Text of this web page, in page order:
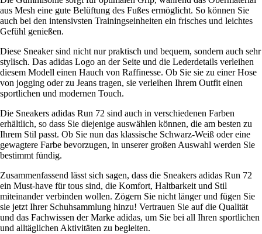
aus Mesh eine gute Belüftung des Fußes ermöglicht. So können Sie
auch bei den intensivsten Trainingseinheiten ein frisches und leichtes
Gefühl genießen.
Diese Sneaker sind nicht nur praktisch und bequem, sondern auch sehr
stylisch. Das adidas Logo an der Seite und die Lederdetails verleihen
diesem Modell einen Hauch von Raffinesse. Ob Sie sie zu einer Hose
von jogging oder zu Jeans tragen, sie verleihen Ihrem Outfit einen
sportlichen und modernen Touch.
Die Sneakers adidas Run 72 sind auch in verschiedenen Farben
erhältlich, so dass Sie diejenige auswählen können, die am besten zu
Ihrem Stil passt. Ob Sie nun das klassische Schwarz-Weiß oder eine
gewagtere Farbe bevorzugen, in unserer großen Auswahl werden Sie
bestimmt fündig.
Zusammenfassend lässt sich sagen, dass die Sneakers adidas Run 72
ein Must-have für tous sind, die Komfort, Haltbarkeit und Stil
miteinander verbinden wollen. Zögern Sie nicht länger und fügen Sie
sie jetzt Ihrer Schuhsammlung hinzu! Vertrauen Sie auf die Qualität
und das Fachwissen der Marke adidas, um Sie bei all Ihren sportlichen
und alltäglichen Aktivitäten zu begleiten.